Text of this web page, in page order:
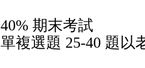
40% 期末考試
單複選題 25-40 題以